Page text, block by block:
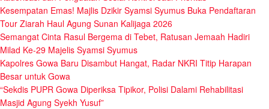
Kesempatan Emas! Majlis Dzikir Syamsi Syumus Buka Pendaftaran
Tour Ziarah Haul Agung Sunan Kalijaga 2026
Semangat Cinta Rasul Bergema di Tebet, Ratusan Jemaah Hadiri
Milad Ke-29 Majelis Syamsi Syumus
Kapolres Gowa Baru Disambut Hangat, Radar NKRI Titip Harapan
Besar untuk Gowa
“Sekdis PUPR Gowa Diperiksa Tipikor, Polisi Dalami Rehabilitasi
Masjid Agung Syekh Yusuf”